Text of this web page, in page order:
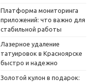
Платформа мониторинга
приложений: что важно для
стабильной работы
Лазерное удаление
татуировок в Красноярске
быстро и надежно
Золотой кулон в подарок: